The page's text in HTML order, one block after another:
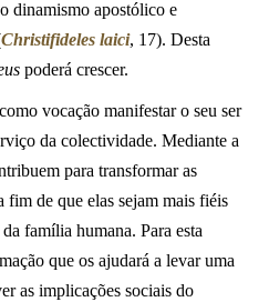
dinamismo apostólico e
Christifideles laici, 17). Desta
poderá crescer.
vocação manifestar o seu ser
da colectividade. Mediante a
para transformar as
fim de que elas sejam mais fiéis
família humana. Para esta
que os ajudará a levar uma
as implicações sociais do